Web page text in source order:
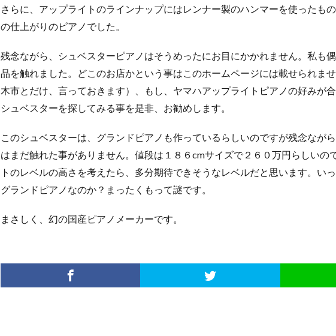
さらに、アップライトのラインナップにはレンナー製のハンマーを使ったも
の仕上がりのピアノでした。
残念ながら、シュベスターピアノはそうめったにお目にかかれません。私も
品を触れました。どこのお店かという事はこのホームページには載せられま
木市とだけ、言っておきます）、もし、ヤマハアップライトピアノの好みが
シュベスターを探してみる事を是非、お勧めします。
このシュベスターは、グランドピアノも作っているらしいのですが残念なが
はまだ触れた事がありません。値段は１８６cmサイズで２６０万円らしいの
トのレベルの高さを考えたら、多分期待できそうなレベルだと思います。い
グランドピアノなのか？まったくもって謎です。
まさしく、幻の国産ピアノメーカーです。